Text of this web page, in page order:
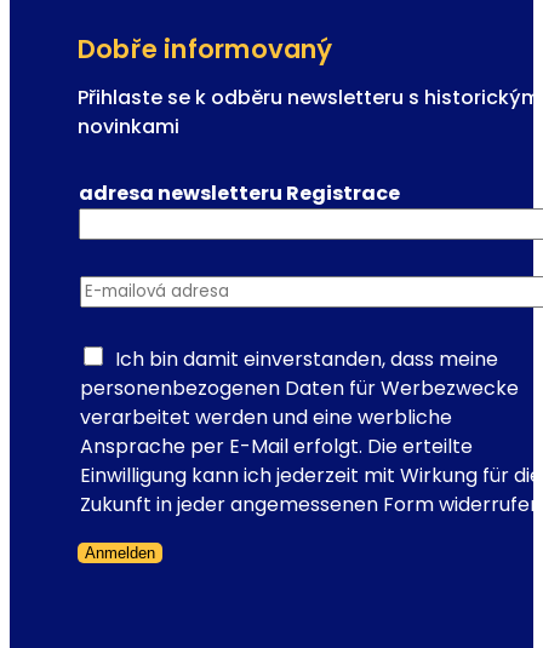
š
t
ě
í
k
n
a
c
s
t
á
c
h
č
Dobře informovaný
Přihlaste se k odběru newsletteru s
novinkami
adresa newsletteru Registrace
E-mailová adresa
Ich bin damit einverstanden, dass meine
personenbezogenen Daten für Werbezwecke
verarbeitet werden und eine werbliche
Ansprache per E-Mail erfolgt. Die erteilte
Einwilligung kann ich jederzeit mit Wirkung für die
Zukunft in jeder angemessenen Form
Anmelden